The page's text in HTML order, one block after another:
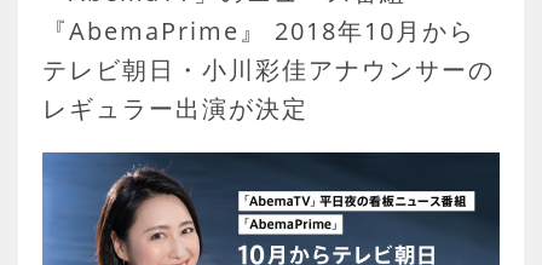
『AbemaPrime』 2018年10月から
テレビ朝日・小川彩佳アナウンサーの
レギュラー出演が決定